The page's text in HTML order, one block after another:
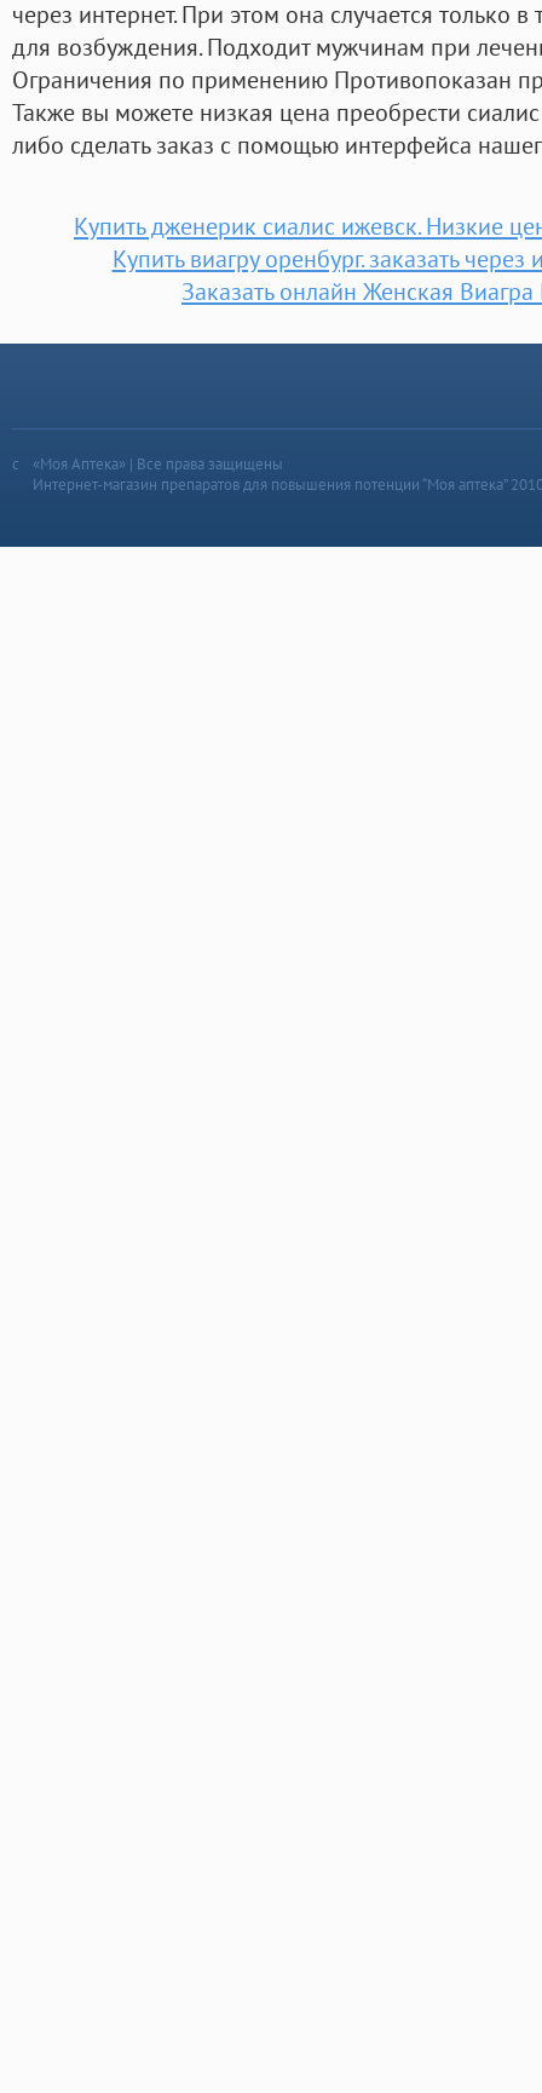
через интернет. При этом она случается только в
для возбуждения. Подходит мужчинам при
Ограничения по применению Противопоказан
Также вы можете низкая цена преобрести
либо сделать заказ с помощью интерфейса
Купить дженерик сиалис ижевск. Низкие
Купить виагру оренбург. заказать через
Заказать онлайн Женская
«Моя Аптека» | Все права защищены
Интернет-магазин препаратов для повышения потенции “Моя аптека”